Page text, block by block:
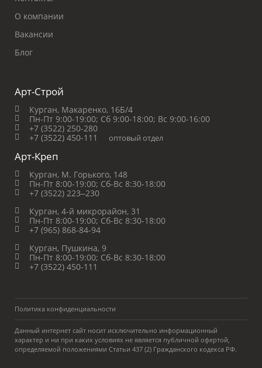
О компании
Вакансии
Блог
Арт-Строй
Курган, Макаренко, 16Б/4
Пн-Пт 9:00-19:00; Сб 9:00-18:00; Вс 9:00-16:00
+7 (3522) 250-280
+7 (3522) 450-111
оптовый отдел
Арт-Креп
Курган, М. Горького, 148
Пн-Пт 8:00-19:00; Сб-Вс 8:30-18:00
+7 (3522) 223‒230
Курган, 4-й микрорайон, 31
Пн-Пт 8:00-19:00; Сб-Вс 8:30-18:00
+7 (965) 868-84-94
Курган, Пушкина, 9
Пн-Пт 8:00-19:00; Сб-Вс 8:30-18:00
+7 (3522) 450-111
Политика конфиденциальности
Данный интернет сайт носит исключительно информационный
характер и ни при каких условиях не является публичной офертой,
определяемой положениями Статьи 437 (2) Гражданского кодекса РФ.